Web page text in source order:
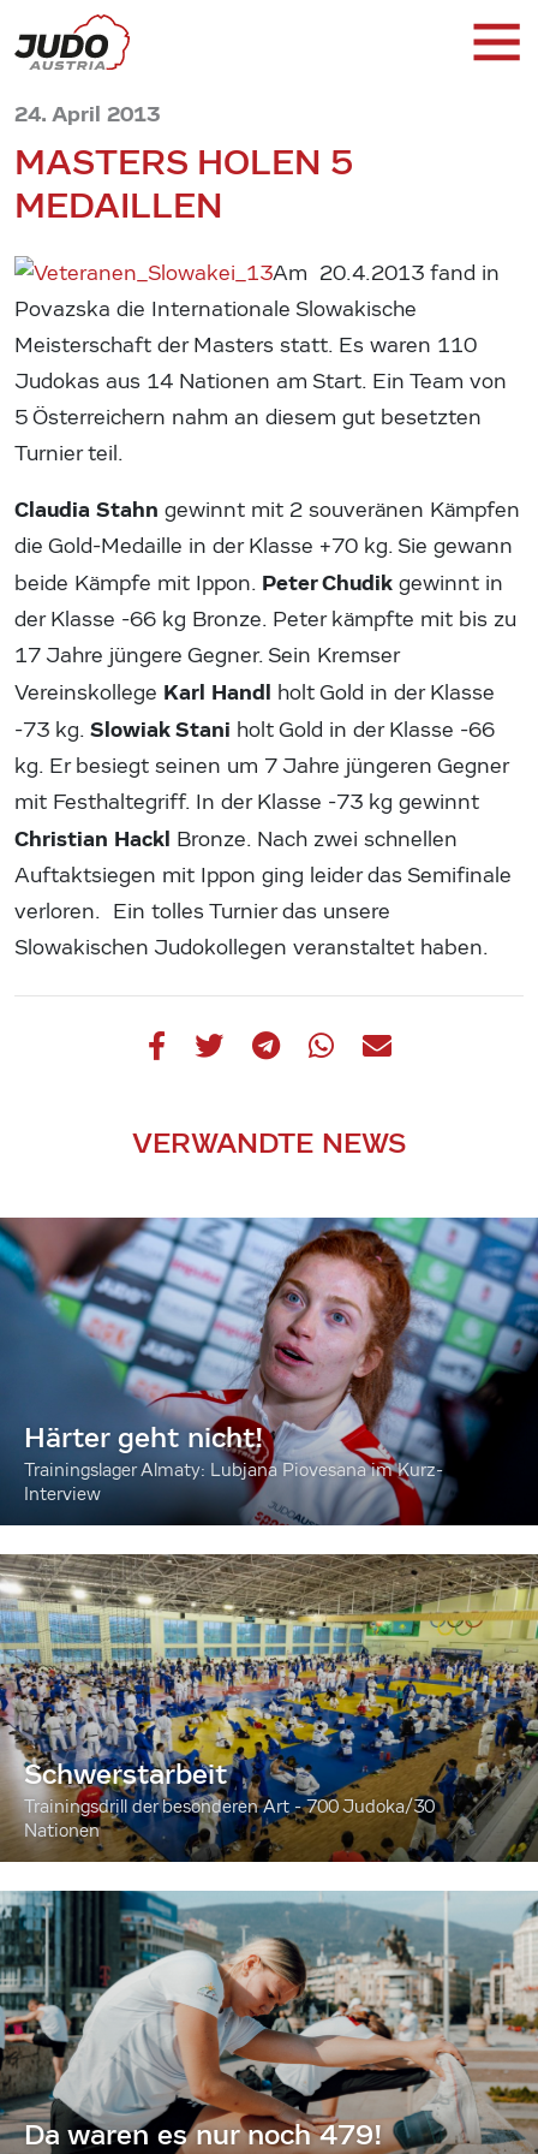
24. April 2013
MASTERS HOLEN 5
MEDAILLEN
Am 20.4.2013 fand in
Povazska die Internationale Slowakische
Meisterschaft der Masters statt. Es waren 110
Judokas aus 14 Nationen am Start. Ein Team von
5 Österreichern nahm an diesem gut besetzten
Turnier teil.
Claudia Stahn gewinnt mit 2 souveränen Kämpfen
die Gold-Medaille in der Klasse +70 kg. Sie gewann
beide Kämpfe mit Ippon. Peter Chudik gewinnt in
der Klasse -66 kg Bronze. Peter kämpfte mit bis zu
17 Jahre jüngere Gegner. Sein Kremser
Vereinskollege Karl Handl holt Gold in der Klasse
-73 kg. Slowiak Stani holt Gold in der Klasse -66
kg. Er besiegt seinen um 7 Jahre jüngeren Gegner
mit Festhaltegriff. In der Klasse -73 kg gewinnt
Christian Hackl Bronze. Nach zwei schnellen
Auftaktsiegen mit Ippon ging leider das Semifinale
verloren. Ein tolles Turnier das unsere
Slowakischen Judokollegen veranstaltet haben.
VERWANDTE NEWS
Härter geht nicht!
Trainingslager Almaty: Lubjana Piovesana im Kurz-
Interview
Schwerstarbeit
Trainingsdrill der besonderen Art - 700 Judoka/30
Nationen
Da waren es nur noch 479!